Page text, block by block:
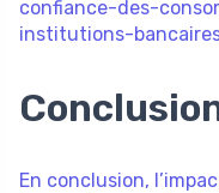
confiance-des-
institutions-
En conclusion,